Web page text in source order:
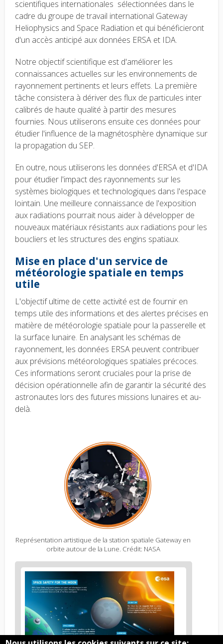
scientifiques internationales sélectionnées dans le
cadre du groupe de travail international Gateway
Heliophysics and Space Radiation et qui bénéficieront
d'un accès anticipé aux données ERSA et IDA.
Notre objectif scientifique est d'améliorer les
connaissances actuelles sur les environnements de
rayonnement pertinents et leurs effets. La première
tâche consistera à dériver des flux de particules inter
calibrés de haute qualité à partir des mesures
fournies. Nous utiliserons ensuite ces données pour
étudier l'influence de la magnétosphère dynamique sur
la propagation du SEP.
En outre, nous utiliserons les données d'ERSA et d'IDA
pour étudier l'impact des rayonnements sur les
systèmes biologiques et technologiques dans l'espace
lointain. Une meilleure connaissance de l'exposition
aux radiations pourrait nous aider à développer de
nouveaux matériaux résistants aux radiations pour les
boucliers et les structures des engins spatiaux.
Mise en place d'un service de
météorologie spatiale en temps
utile
L'objectif ultime de cette activité est de fournir en
temps utile des informations et des alertes précises en
matière de météorologie spatiale pour la passerelle et
la surface lunaire. En analysant les schémas de
rayonnement, les données ERSA peuvent contribuer
aux prévisions météorologiques spatiales précoces.
Ces informations seront cruciales pour la prise de
décision opérationnelle afin de garantir la sécurité des
astronautes lors des futures missions lunaires et au-
delà.
Représentation artistique de la station spatiale Gateway en
orbite autour de la Lune. Crédit: NASA
Figure
2
body
text